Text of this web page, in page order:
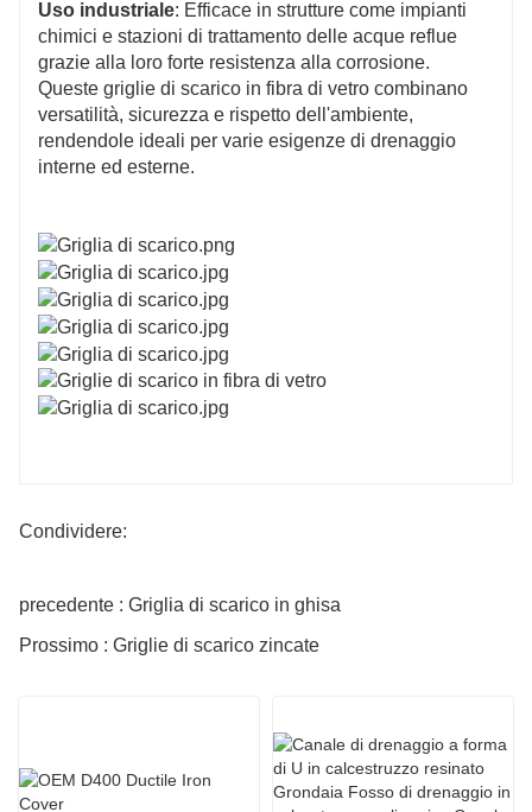
Uso industriale: Efficace in strutture come impianti
chimici e stazioni di trattamento delle acque reflue
grazie alla loro forte resistenza alla corrosione.
Queste griglie di scarico in fibra di vetro combinano
versatilità, sicurezza e rispetto dell'ambiente,
rendendole ideali per varie esigenze di drenaggio
interne ed esterne.
Condividere:
precedente : Griglia di scarico in ghisa
Prossimo : Griglie di scarico zincate